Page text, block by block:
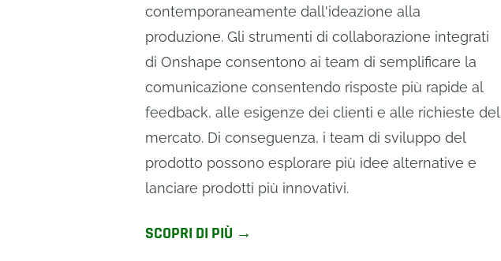
contemporaneamente dall'ideazione alla
produzione. Gli strumenti di collaborazione integrati
di Onshape consentono ai team di semplificare la
comunicazione consentendo risposte più rapide al
feedback, alle esigenze dei clienti e alle richieste del
mercato. Di conseguenza, i team di sviluppo del
prodotto possono esplorare più idee alternative e
lanciare prodotti più innovativi.
SCOPRI DI PIÙ →